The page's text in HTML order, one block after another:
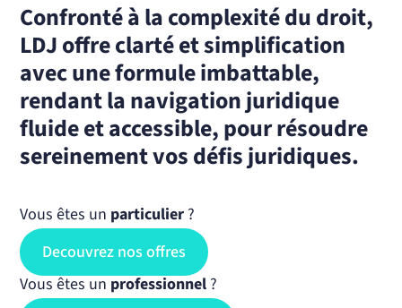
Confronté à la complexité du droit,
LDJ offre clarté et simplification
avec une formule imbattable,
rendant la navigation juridique
fluide et accessible, pour résoudre
sereinement vos défis juridiques.
Vous êtes un particulier ?
Decouvrez nos offres
Vous êtes un professionnel ?